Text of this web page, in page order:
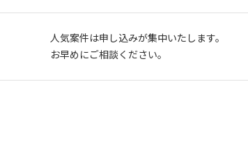
人気案件は申し込みが集中いたします。
お早めにご相談ください。